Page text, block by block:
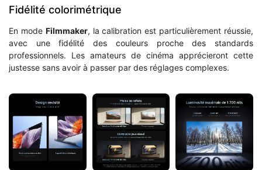
Fidélité colorimétrique
En mode Filmmaker, la calibration est particulièrement réussie,
avec une fidélité des couleurs proche des standards
professionnels. Les amateurs de cinéma apprécieront cette
justesse sans avoir à passer par des réglages complexes.